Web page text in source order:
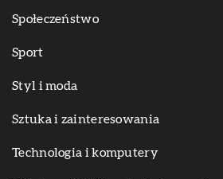
Społeczeństwo
Sport
Styl i moda
Sztuka i zainteresowania
Technologia i komputery